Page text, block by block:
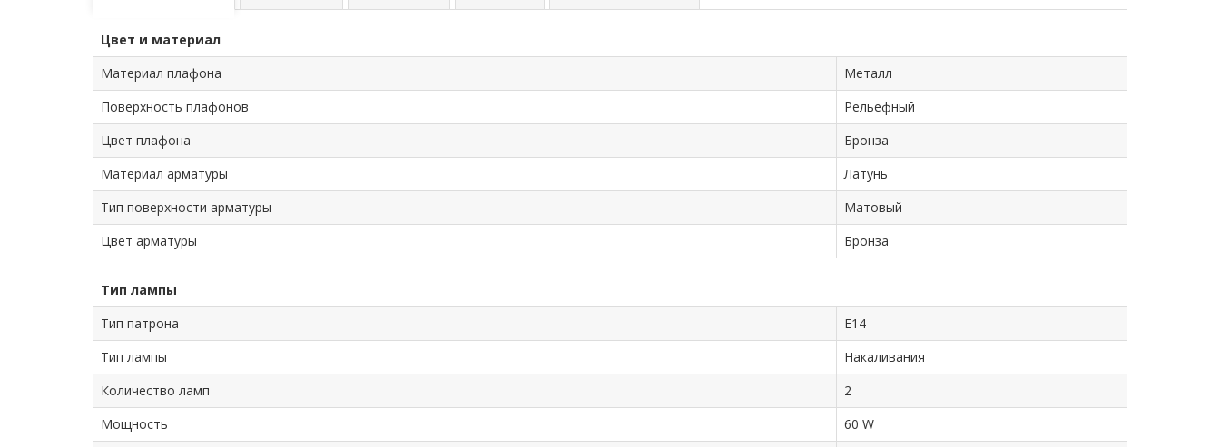
Цвет и материал
Материал плафона
Металл
Поверхность плафонов
Рельефный
Цвет плафона
Бронза
Материал арматуры
Латунь
Тип поверхности арматуры
Матовый
Цвет арматуры
Бронза
Тип лампы
Тип патрона
E14
Тип лампы
Накаливания
Количество ламп
2
Мощность
60 W